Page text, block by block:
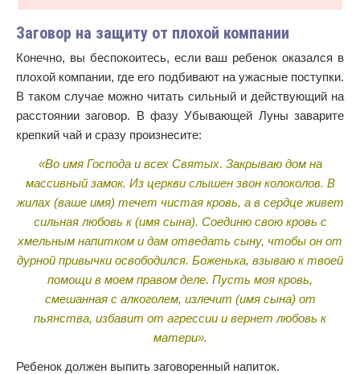
Заговор на защиту от плохой компании
Конечно, вы беспокоитесь, если ваш ребенок оказался в
плохой компании, где его подбивают на ужасные поступки.
В таком случае можно читать сильный и действующий на
расстоянии заговор. В фазу Убывающей Луны заварите
крепкий чай и сразу произнесите:
«Во имя Господа и всех Святых. Закрываю дом на
массивный замок. Из церкви слышен звон колоколов. В
жилах (ваше имя) течет чистая кровь, а в сердце живет
сильная любовь к (имя сына). Соединю свою кровь с
хмельным напитком и дам отведать сыну, чтобы он от
дурной привычки освободился. Боженька, взываю к твоей
помощи в моем правом деле. Пусть моя кровь,
смешанная с алкоголем, излечит (имя сына) от
пьянства, избавит от агрессии и вернет любовь к
матери».
Ребенок должен выпить заговоренный напиток.